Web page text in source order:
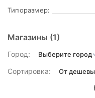
Типоразмер:
Магазины (1)
Город:
Сортировка: